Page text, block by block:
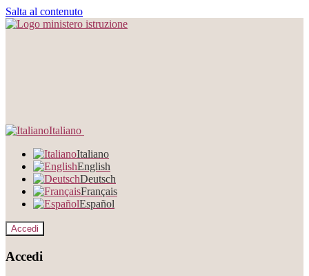
Salta al contenuto
Italiano
Italiano
English
Deutsch
Français
Español
Accedi
Accedi